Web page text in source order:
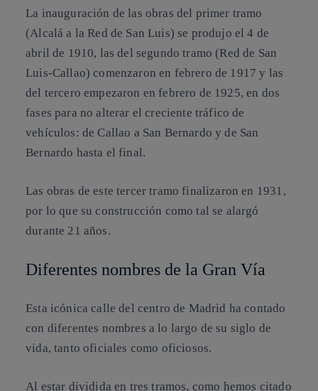
La inauguración de las obras del primer tramo
(Alcalá a la Red de San Luis) se produjo el 4 de
abril de 1910, las del segundo tramo (Red de San
Luis-Callao) comenzaron en febrero de 1917 y las
del tercero empezaron en febrero de 1925, en dos
fases para no alterar el creciente tráfico de
vehículos: de Callao a San Bernardo y de San
Bernardo hasta el final.
Las obras de este tercer tramo finalizaron en 1931,
por lo que su construcción como tal se alargó
durante 21 años.
Diferentes nombres de la Gran Vía
Esta icónica calle del centro de Madrid ha contado
con diferentes nombres a lo largo de su siglo de
vida, tanto oficiales como oficiosos.
Al estar dividida en tres tramos, como hemos citado